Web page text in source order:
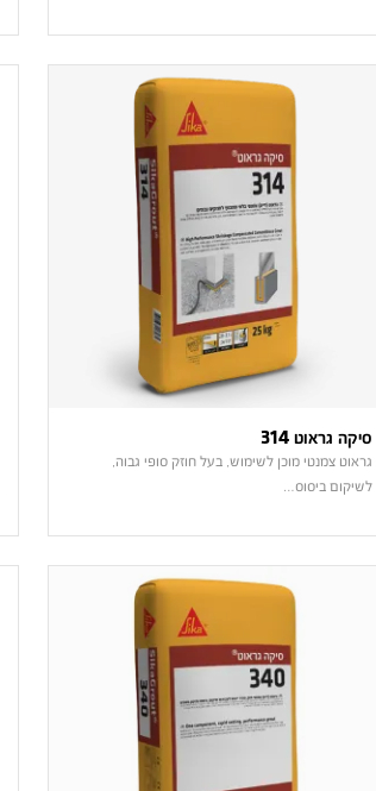
סיקה גראוט 314
גראוט צמנטי מוכן לשימוש, בעל חוזק סופי גבוה,
לשיקום ביסוס…